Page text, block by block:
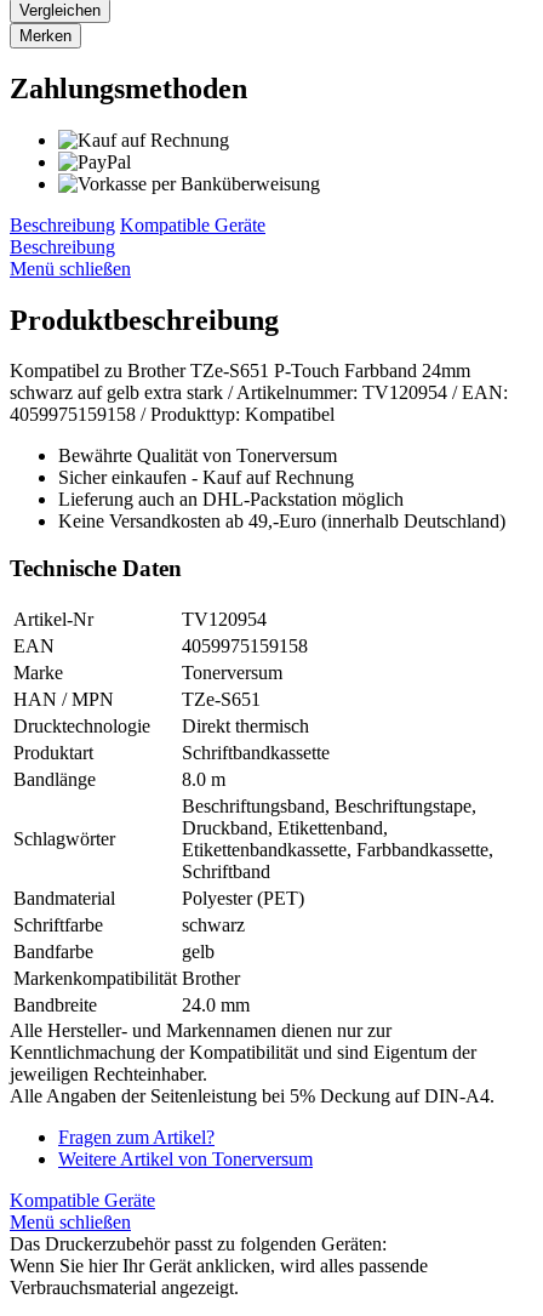
Vergleichen
Merken
Zahlungsmethoden
Beschreibung Kompatible Geräte
Beschreibung
Menü schließen
Produktbeschreibung
Kompatibel zu Brother TZe-S651 P-Touch Farbband 24mm
schwarz auf gelb extra stark / Artikelnummer: TV120954 / EAN:
4059975159158 / Produkttyp: Kompatibel
Bewährte Qualität von Tonerversum
Sicher einkaufen - Kauf auf Rechnung
Lieferung auch an DHL-Packstation möglich
Keine Versandkosten ab 49,-Euro (innerhalb Deutschland)
Technische Daten
Artikel-Nr
TV120954
EAN
4059975159158
Marke
Tonerversum
HAN / MPN
TZe-S651
Drucktechnologie
Direkt thermisch
Produktart
Schriftbandkassette
Bandlänge
8.0 m
Schlagwörter
Beschriftungsband, Beschriftungstape,
Druckband, Etikettenband,
Etikettenbandkassette, Farbbandkassette,
Schriftband
Bandmaterial
Polyester (PET)
Schriftfarbe
schwarz
Bandfarbe
gelb
Markenkompatibilität Brother
Bandbreite
24.0 mm
Alle Hersteller- und Markennamen dienen nur zur
Kenntlichmachung der Kompatibilität und sind Eigentum der
jeweiligen Rechteinhaber.
Alle Angaben der Seitenleistung bei 5% Deckung auf DIN-A4.
Fragen zum Artikel?
Weitere Artikel von Tonerversum
Kompatible Geräte
Menü schließen
Das Druckerzubehör passt zu folgenden Geräten:
Wenn Sie hier Ihr Gerät anklicken, wird alles passende
Verbrauchsmaterial angezeigt.